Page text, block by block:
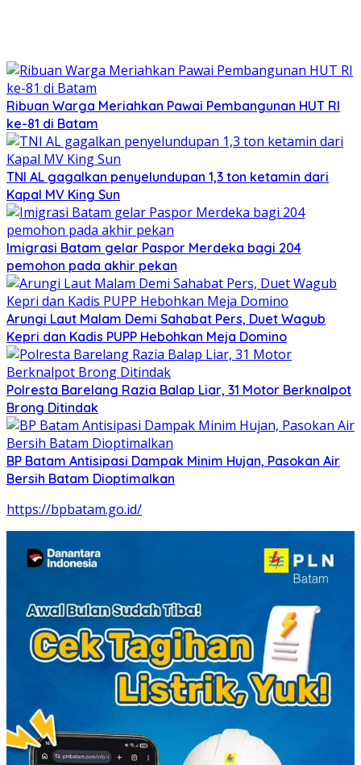
Ribuan Warga Meriahkan Pawai Pembangunan HUT RI
ke-81 di Batam
TNI AL gagalkan penyelundupan 1,3 ton ketamin dari
Kapal MV King Sun
Imigrasi Batam gelar Paspor Merdeka bagi 204
pemohon pada akhir pekan
Arungi Laut Malam Demi Sahabat Pers, Duet Wagub
Kepri dan Kadis PUPP Hebohkan Meja Domino
Polresta Barelang Razia Balap Liar, 31 Motor Berknalpot
Brong Ditindak
BP Batam Antisipasi Dampak Minim Hujan, Pasokan Air
Bersih Batam Dioptimalkan
https://bpbatam.go.id/